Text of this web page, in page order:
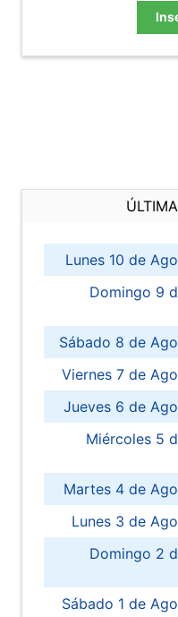
Lunes 10 de
Domingo 9
Sábado 8 de
Viernes 7 de
Jueves 6 de
Miércoles 5
Martes 4 de
Lunes 3 de
Domingo 2
Sábado 1 de